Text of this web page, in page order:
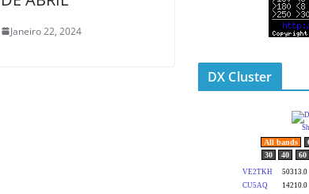
Janeiro 22, 2024
DX Cluster